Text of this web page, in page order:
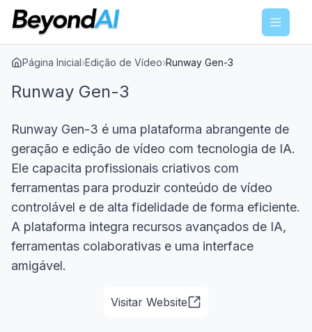
Menu
Página Inicial›Edição de Vídeo›Runway Gen-3
Runway Gen-3
Runway Gen-3 é uma plataforma abrangente de
geração e edição de vídeo com tecnologia de IA.
Ele capacita profissionais criativos com
ferramentas para produzir conteúdo de vídeo
controlável e de alta fidelidade de forma eficiente.
A plataforma integra recursos avançados de IA,
ferramentas colaborativas e uma interface
amigável.
Visitar Website